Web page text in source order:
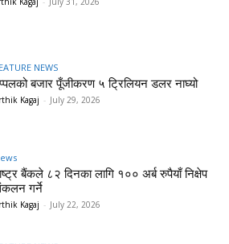
NEWS
बजार पूँजीकरण ५ ट्रिलियन डलर नाघ्यो
Kagaj - July 29, 2026
बैंकले ८२ दिनका लागि १०० अर्ब रुपैयाँ निक्षेप
गर्ने
Kagaj - July 22, 2026